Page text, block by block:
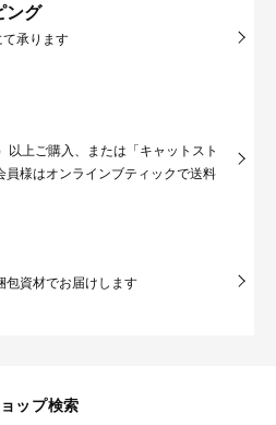
ング
承ります
以上ご購入、または「キャットスト
員様はオンラインブティックで送料
包資材でお届けします
ップ検索